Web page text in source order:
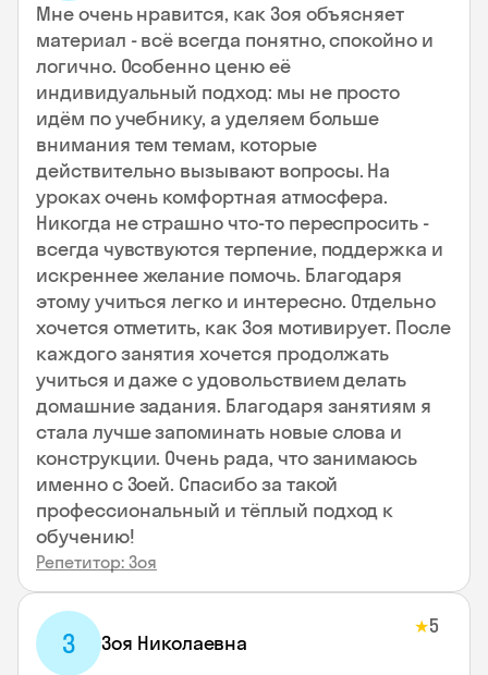
Мне очень нравится, как Зоя объясняет
материал - всё всегда понятно, спокойно и
логично. Особенно ценю её
индивидуальный подход: мы не просто
идём по учебнику, а уделяем больше
внимания тем темам, которые
действительно вызывают вопросы. На
уроках очень комфортная атмосфера.
Никогда не страшно что-то переспросить -
всегда чувствуются терпение, поддержка и
искреннее желание помочь. Благодаря
этому учиться легко и интересно. Отдельно
хочется отметить, как Зоя мотивирует. После
каждого занятия хочется продолжать
учиться и даже с удовольствием делать
домашние задания. Благодаря занятиям я
стала лучше запоминать новые слова и
конструкции. Очень рада, что занимаюсь
именно с Зоей. Спасибо за такой
профессиональный и тёплый подход к
обучению!
Репетитор: Зоя
З Зоя Николаевна
★5